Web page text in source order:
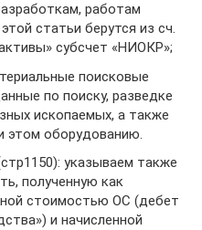
работам
статьи берутся из сч.
субсчет «НИОКР»;
поисковые
по поиску, разведке
ископаемых, а также
этом оборудованию.
указываем также
полученную как
стоимостью ОС (дебет
и начисленной